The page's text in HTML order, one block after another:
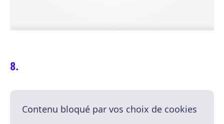
Contenu bloqué par vos choix de cookies